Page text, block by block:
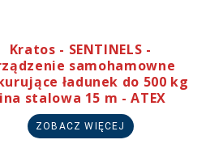
Kratos - SENTINELS -
samohamowne
ładunek do 500 kg
stalowa 15 m - ATEX
ZOBACZ WIĘCEJ